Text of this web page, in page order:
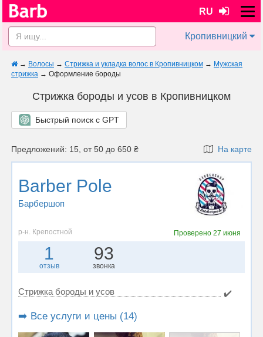
RU
Кропивницкий
→ Волосы → Стрижка и укладка волос в Кропивницком → Мужская
стрижка → Оформление бороды
Стрижка бороды и усов в Кропивницком
Быстрый поиск с GPT
Предложений: 15, от 50 до 650 ₴ На карте
Barber Pole
Барбершоп
р-н. Крепостной Проверено 27 июня
1
отзыв
93
звонка
Стрижка бороды и усов ✔️
➡️ Все услуги и цены (14)